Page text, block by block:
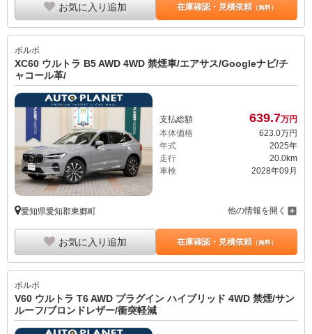
お気に入り追加 在庫確認・見積依頼（無料）
ボルボ
XC60 ウルトラ B5 AWD 4WD 禁煙車/エアサス/Googleナビ/チ
ャコール革/
支払総額 639.7万円
本体価格
623.0万円
年式
2025年
走行
20.0km
車検
2028年09月
愛知県愛知郡東郷町 他の情報を開く
お気に入り追加 在庫確認・見積依頼（無料）
ボルボ
V60 ウルトラ T6 AWD プラグイン ハイブリッド 4WD 禁煙/サン
ルーフ/ブロンドレザー/衝突軽減